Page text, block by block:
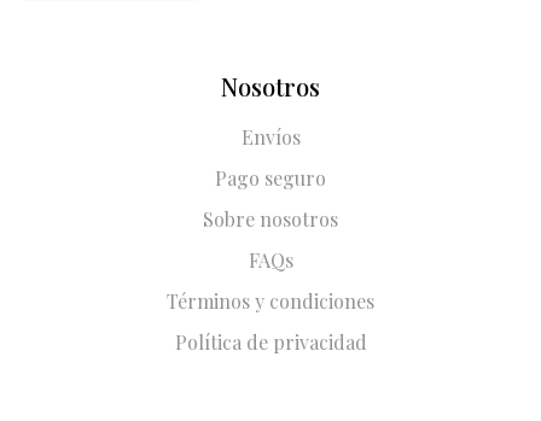
Nosotros
Envíos
Pago seguro
Sobre nosotros
FAQs
Términos y condiciones
Política de privacidad